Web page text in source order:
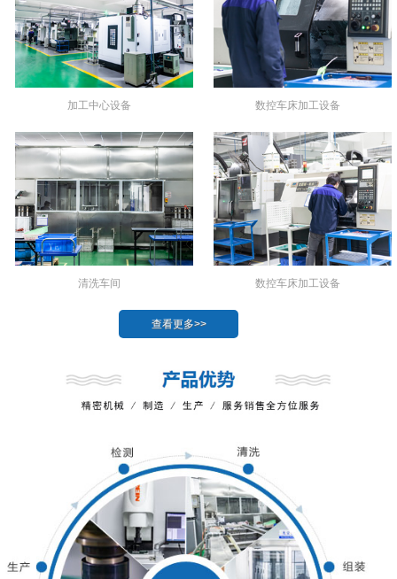
加工中心设备 数控车床加工设备
清洗车间 数控车床加工设备
查看更多>>